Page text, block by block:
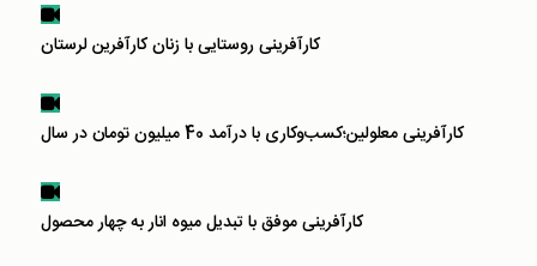
کارآفرینی روستایی با زنان کارآفرین لرستان
کارآفرینی معلولین؛کسب‌و‌کاری با درآمد 40 میلیون تومان در سال
کارآفرینی موفق با تبدیل میوه انار به چهار محصول